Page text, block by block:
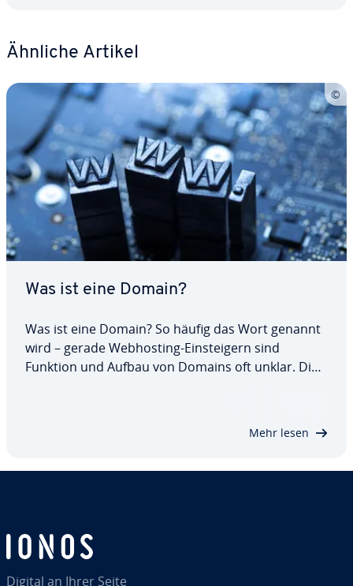
Ähnliche Artikel
Was ist eine Domain?
Was ist eine Domain? So häufig das Wort genannt
wird – gerade Web­hos­ting-Ein­stei­gern sind
Funktion und Aufbau von Domains oft unklar. Die
Mehr lesen
Digital an Ihrer Seite